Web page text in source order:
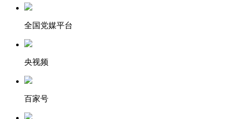
全国党媒平台
央视频
百家号